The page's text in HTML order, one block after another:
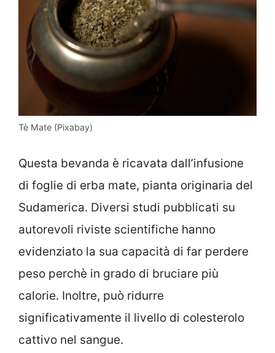
Tè Mate (Pixabay)
Questa bevanda è ricavata dall’infusione
di foglie di erba mate, pianta originaria del
Sudamerica. Diversi studi pubblicati su
autorevoli riviste scientifiche hanno
evidenziato la sua capacità di far perdere
peso perchè in grado di bruciare più
calorie. Inoltre, può ridurre
significativamente il livello di colesterolo
cattivo nel sangue.